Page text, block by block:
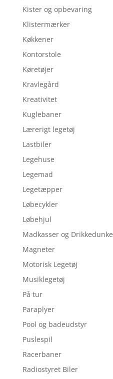
Kister og opbevaring
Klistermærker
Køkkener
Kontorstole
Køretøjer
Kravlegård
Kreativitet
Kuglebaner
Lærerigt legetøj
Lastbiler
Legehuse
Legemad
Legetæpper
Løbecykler
Løbehjul
Madkasser og Drikkedunke
Magneter
Motorisk Legetøj
Musiklegetøj
På tur
Paraplyer
Pool og badeudstyr
Puslespil
Racerbaner
Radiostyret Biler